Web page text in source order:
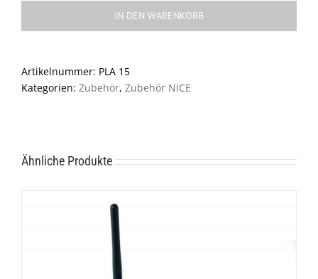
Wingo
15
Menge
IN DEN WARENKORB
Artikelnummer: PLA 15
Kategorien: Zubehör, Zubehör NICE
Ähnliche Produkte